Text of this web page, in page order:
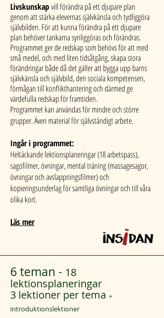
Livskunskapvill förändra på ett djupare plan
genom att stärka elevernas självkänsla och tydliggöra
självbilden. För att kunna förändra på ett djupare
plan behöver tankarna synliggöras och förändras.
Programmet ger de redskap som behövs för att med
små medel, och med liten tidsåtgång, skapa stora
förändringar både då det gäller att bygga upp barns
självkänsla och självbild, den sociala kompetensen,
förmågan till konflikthantering och därmed ge
värdefulla redskap för framtiden.
Programmet kan användas för mindre och större
grupper. Även material för självständigt arbete.
Ingår i programmet:
Heltäckande lektionsplaneringar (18 arbetspass),
sagofilmer, övningar, mental träning (massagesagor,
övningar och avslappningsfilmer) och
kopieringsunderlag för samtliga övningar och till våra
olika kort.
Läs mer
6 teman - 18
lektionsplaneringar
3 lektioner per tema +
introduktionslektioner